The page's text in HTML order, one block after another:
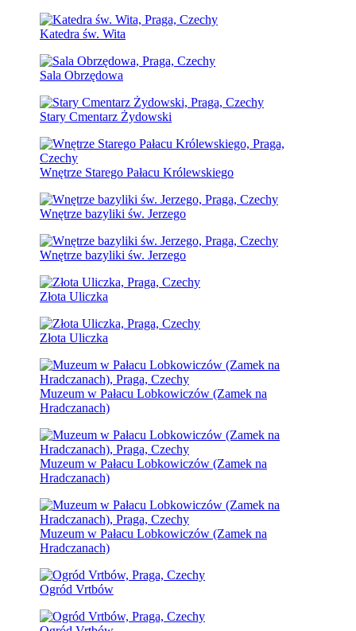
Katedra św. Wita
Sala Obrzędowa
Stary Cmentarz Żydowski
Wnętrze Starego Pałacu Królewskiego
Wnętrze bazyliki św. Jerzego
Wnętrze bazyliki św. Jerzego
Złota Uliczka
Złota Uliczka
Muzeum w Pałacu Lobkowiczów (Zamek na
Hradczanach)
Muzeum w Pałacu Lobkowiczów (Zamek na
Hradczanach)
Muzeum w Pałacu Lobkowiczów (Zamek na
Hradczanach)
Ogród Vrtbów